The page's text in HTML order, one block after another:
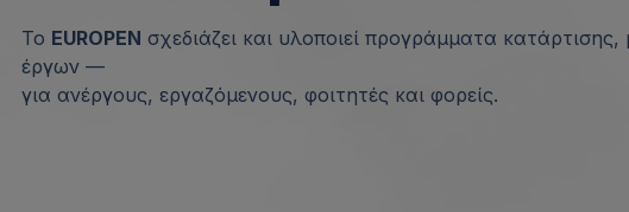
Το EUROPEN σχεδιάζει και υλοποιεί προγράμματα
έργων —
για ανέργους, εργαζόμενους, φοιτητές και φορείς.